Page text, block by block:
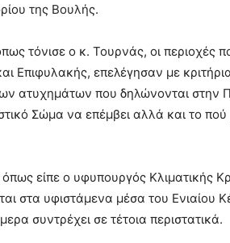
της Βουλής.
τόνισε ο κ. Τουρνάς, οι περιοχές
Επιφυλακής, επελέγησαν με
ατυχημάτων που δηλώνονται στην
Σώμα να επέμβει αλλά και το
είπε ο υφυπουργός Κλιματικής
στα υφιστάμενα μέσα του Ενιαίου
συντρέχει σε τέτοια περιστατικά.